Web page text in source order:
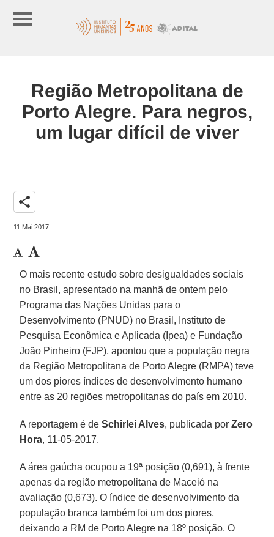
Região Metropolitana de
Porto Alegre. Para negros,
um lugar difícil de viver
share
11 Mai 2017
O mais recente estudo sobre desigualdades sociais
no Brasil, apresentado na manhã de ontem pelo
Programa das Nações Unidas para o
Desenvolvimento (PNUD) no Brasil, Instituto de
Pesquisa Econômica e Aplicada (Ipea) e Fundação
João Pinheiro (FJP), apontou que a população negra
da Região Metropolitana de Porto Alegre (RMPA) teve
um dos piores índices de desenvolvimento humano
entre as 20 regiões metropolitanas do país em 2010.
A reportagem é deSchirlei Alves, publicada por Zero
Hora, 11-05-2017.
A área gaúcha ocupou a 19ª posição (0,691), à frente
apenas da região metropolitana de Maceió na
avaliação (0,673). O índice de desenvolvimento da
população branca também foi um dos piores,
deixando a RM de Porto Alegre na 18º posição. O